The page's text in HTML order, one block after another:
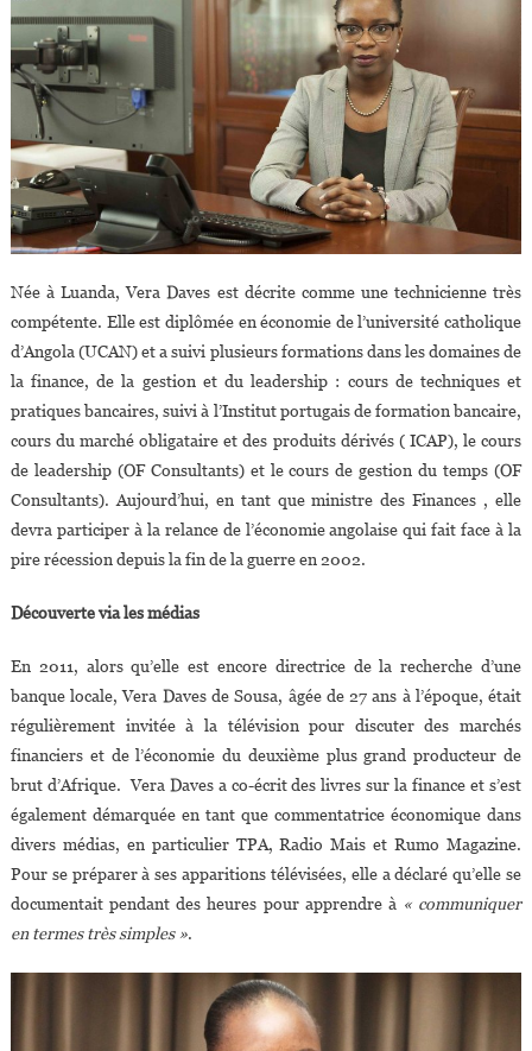
Née à Luanda, Vera Daves est décrite comme une technicienne très
compétente. Elle est diplômée en économie de l’université catholique
d’Angola (UCAN) et a suivi plusieurs formations dans les domaines de
la finance, de la gestion et du leadership : cours de techniques et
pratiques bancaires, suivi à l’Institut portugais de formation bancaire,
cours du marché obligataire et des produits dérivés ( ICAP), le cours
de leadership (OF Consultants) et le cours de gestion du temps (OF
Consultants). Aujourd’hui, en tant que ministre des Finances , elle
devra participer à la relance de l’économie angolaise qui fait face à la
pire récession depuis la fin de la guerre en 2002.
Découverte via les médias
En 2011, alors qu’elle est encore directrice de la recherche d’une
banque locale, Vera Daves de Sousa, âgée de 27 ans à l’époque, était
régulièrement invitée à la télévision pour discuter des marchés
financiers et de l’économie du deuxième plus grand producteur de
brut d’Afrique. Vera Daves a co-écrit des livres sur la finance et s’est
également démarquée en tant que commentatrice économique dans
divers médias, en particulier TPA, Radio Mais et Rumo Magazine.
Pour se préparer à ses apparitions télévisées, elle a déclaré qu’elle se
documentait pendant des heures pour apprendre à « communiquer
en termes très simples ».